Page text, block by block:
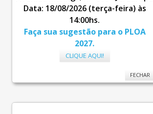
Data: 18/08/2026 (terça-feira) às
14:00hs.
Faça sua sugestão para o PLOA
2027.
CLIQUE AQUI!
FECHAR